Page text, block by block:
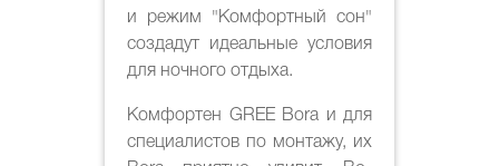
и режим "Комфортный сон"
создадут идеальные условия
для ночного отдыха.
Комфортен GREE Bora и для
специалистов по монтажу, их